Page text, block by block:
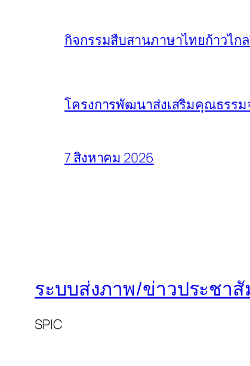
กิจกรรมสืบสานภาษาไทยก้าวไก
โครงการพัฒนาส่งเสริมคุณธรรม
7 สิงหาคม 2026
ระบบส่งภาพ/ข่าวประชาสั
SPIC